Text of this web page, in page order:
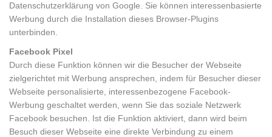
Datenschutzerklärung von Google. Sie können interessenbasierte
Werbung durch die Installation dieses Browser-Plugins
unterbinden.
Facebook Pixel
Durch diese Funktion können wir die Besucher der Webseite
zielgerichtet mit Werbung ansprechen, indem für Besucher dieser
Webseite personalisierte, interessenbezogene Facebook-
Werbung geschaltet werden, wenn Sie das soziale Netzwerk
Facebook besuchen. Ist die Funktion aktiviert, dann wird beim
Besuch dieser Webseite eine direkte Verbindung zu einem